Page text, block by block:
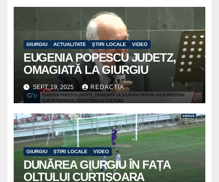
GIURGIU ACTUALITATE ȘTIRI LOCALE VIDEO
EUGENIA POPESCU JUDETZ,
OMAGIATĂ LA GIURGIU
SEPT. 19, 2025 REDACTIA
GIURGIU ȘTIRI LOCALE VIDEO
DUNĂREA GIURGIU ÎN FAȚA
OLTULUI CURTIȘOARA